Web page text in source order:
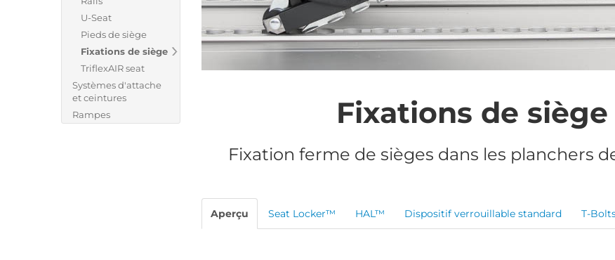
U-Seat
Pieds de siège
Fixations de siège
TriflexAIR seat
Systèmes d'attache
et ceintures
Rampes
Fixations de siège
Fixation ferme de sièges dans les planchers
Aperçu Seat Locker™ HAL™ Dispositif verrouillable standard T-